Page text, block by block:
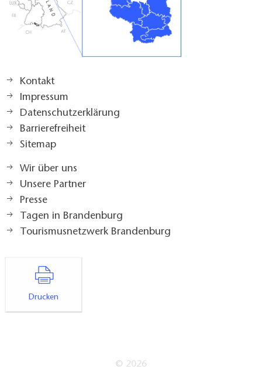
Kontakt
Impressum
Datenschutzerklärung
Barrierefreiheit
Sitemap
Wir über uns
Unsere Partner
Presse
Tagen in Brandenburg
Tourismusnetzwerk Brandenburg
Drucken
© 2026